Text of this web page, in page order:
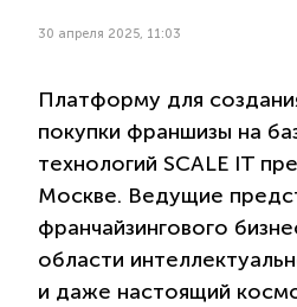
30 апреля 2025, 11:03
Платформу для
покупки франшизы на
технологий SCALE IT
Москве. Ведущие
франчайзингового
области
и даже настоящий